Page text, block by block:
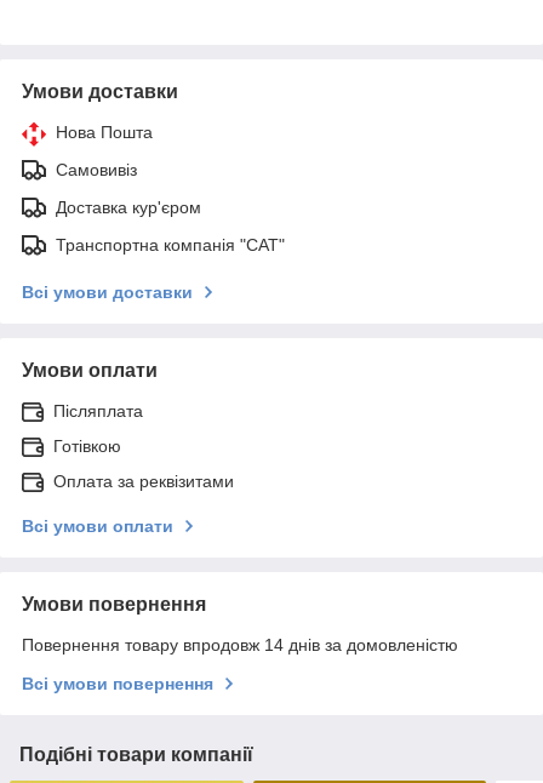
Умови доставки
Нова Пошта
Самовивіз
Доставка кур'єром
Транспортна компанія "САТ"
Всі умови доставки
Умови оплати
Післяплата
Готівкою
Оплата за реквізитами
Всі умови оплати
Умови повернення
Повернення товару впродовж 14 днів за домовленістю
Всі умови повернення
Подібні товари компанії